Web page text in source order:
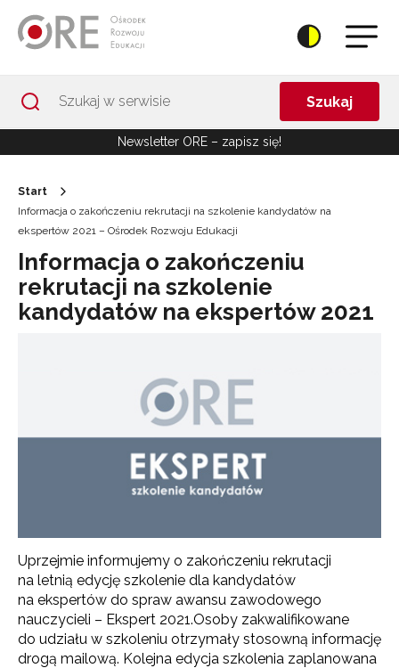
Szukaj
Newsletter ORE – zapisz się!
Start
Informacja o zakończeniu rekrutacji na szkolenie kandydatów na
ekspertów 2021 – Ośrodek Rozwoju Edukacji
Informacja o zakończeniu
rekrutacji na szkolenie
kandydatów na ekspertów 2021
Uprzejmie informujemy o zakończeniu rekrutacji
na letnią edycję szkolenie dla kandydatów
na ekspertów do spraw awansu zawodowego
nauczycieli – Ekspert 2021.Osoby zakwalifikowane
do udziału w szkoleniu otrzymały stosowną informację
drogą mailową. Kolejna edycja szkolenia zaplanowana